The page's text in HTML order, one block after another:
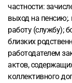
частности:
выход на пенсию;.
работу (службу);
близких
работодателем
актов,
коллективного